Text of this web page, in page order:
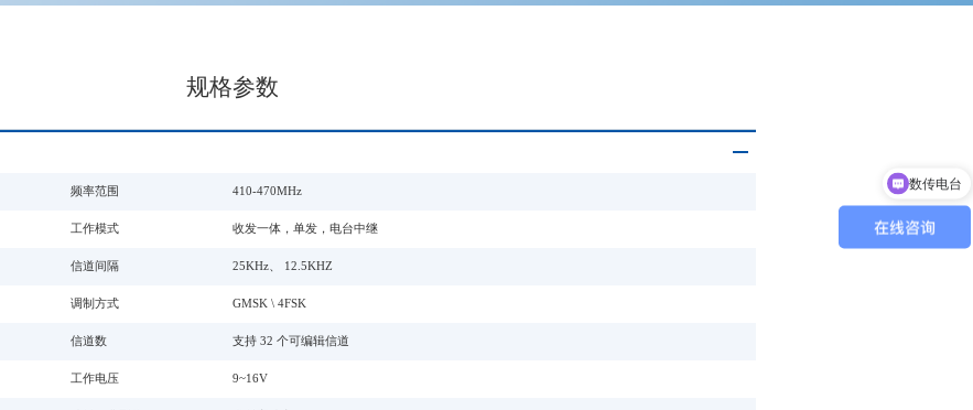
规格参数
频率范围 410-470MHz
工作模式 收发一体，单发，电台中继
信道间隔 25KHz、 12.5KHZ
调制方式 GMSK \ 4FSK
信道数 支持 32 个可编辑信道
工作电压 9~16V
数传电台
无人机天线